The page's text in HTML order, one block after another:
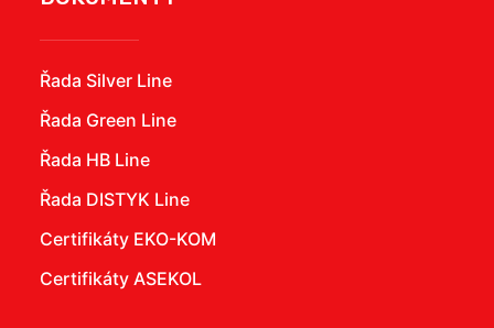
Řada Silver Line
Řada Green Line
Řada HB Line
Řada DISTYK Line
Certifikáty EKO-KOM
Certifikáty ASEKOL